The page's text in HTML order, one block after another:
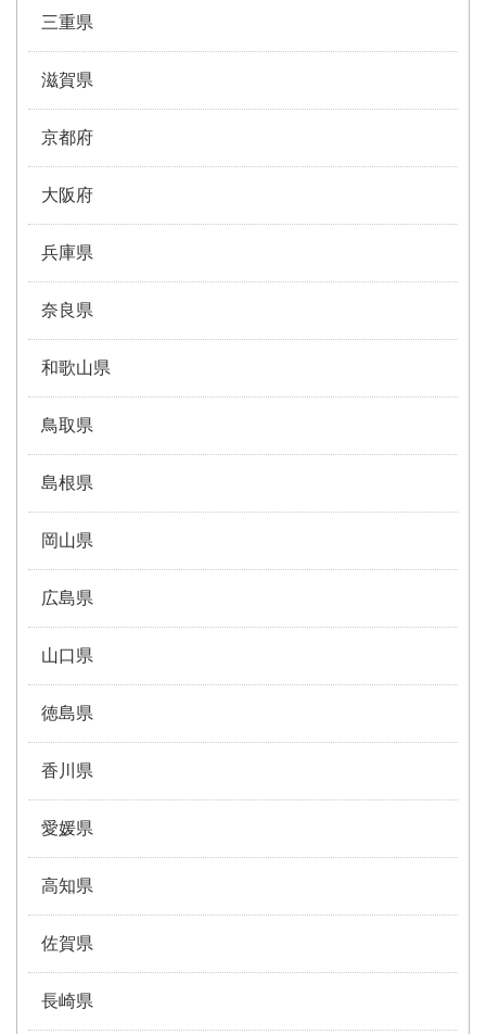
三重県
滋賀県
京都府
大阪府
兵庫県
奈良県
和歌山県
鳥取県
島根県
岡山県
広島県
山口県
徳島県
香川県
愛媛県
高知県
佐賀県
長崎県